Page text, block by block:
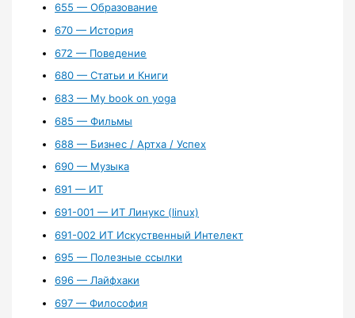
655 — Образование
670 — История
672 — Поведение
680 — Статьи и Книги
683 — My book on yoga
685 — Фильмы
688 — Бизнес / Артха / Успех
690 — Музыка
691 — ИТ
691-001 — ИТ Линукс (linux)
691-002 ИТ Искуственный Интелект
695 — Полезные ссылки
696 — Лайфхаки
697 — Философия